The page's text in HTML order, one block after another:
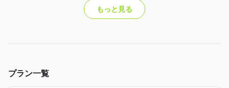
もっと見る
プラン一覧